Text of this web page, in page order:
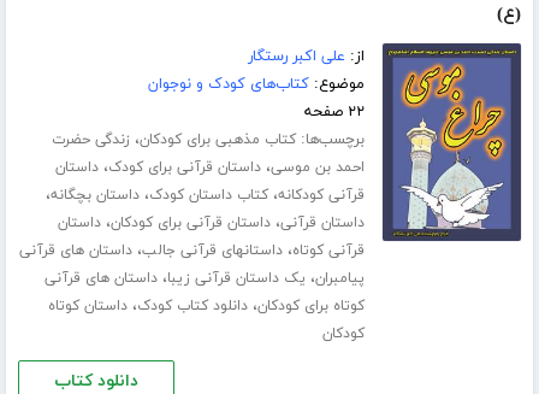
(ع)
از: علی اکبر رستگار
موضوع:کتاب‌های کودک و نوجوان
۲۲ صفحه
برچسب‌ها:کتاب مذهبی برای کودکان، زندگی حضرت
احمد بن موسی،داستان قرآنی برای کودک،داستان
قرآنی کودکانه،کتاب داستان کودک،داستان بچگانه،
داستان قرآنی،داستان قرآنی برای کودکان،داستان
قرآنی کوتاه،داستانهای قرآنی جالب،داستان های قرآنی
پیامبران، یک داستان قرآنی زیبا،داستان های قرآنی
کوتاه برای کودکان،دانلود کتاب کودک،داستان کوتاه
کودکان
دانلود کتاب